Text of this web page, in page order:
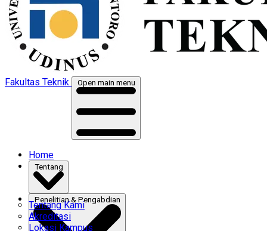
Fakultas Teknik Open main menu
Home
Tentang Kami
Akreditasi
Lokasi Kampus